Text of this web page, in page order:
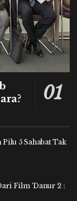
5 Sahabat Tak
Film ‘Danur 2 :